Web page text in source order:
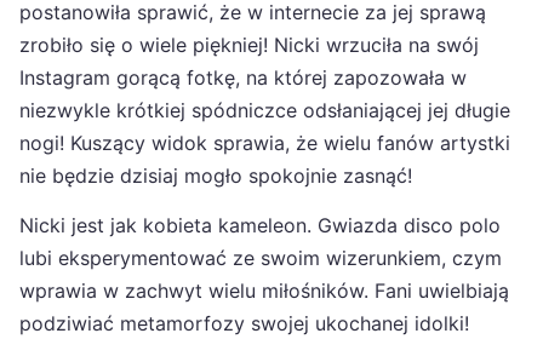
postanowiła sprawić, że w internecie za jej sprawą
zrobiło się o wiele piękniej! Nicki wrzuciła na swój
Instagram gorącą fotkę, na której zapozowała w
niezwykle krótkiej spódniczce odsłaniającej jej długie
nogi! Kuszący widok sprawia, że wielu fanów artystki
nie będzie dzisiaj mogło spokojnie zasnąć!
Nicki jest jak kobieta kameleon. Gwiazda disco polo
lubi eksperymentować ze swoim wizerunkiem, czym
wprawia w zachwyt wielu miłośników. Fani uwielbiają
podziwiać metamorfozy swojej ukochanej idolki!